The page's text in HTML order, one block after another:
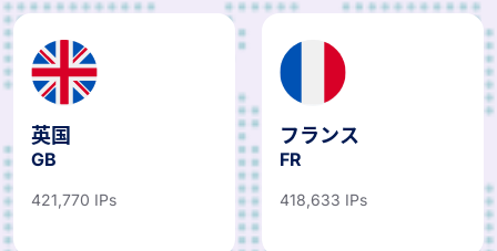
英国
GB
421,770 IPs
フランス
FR
418,633 IPs